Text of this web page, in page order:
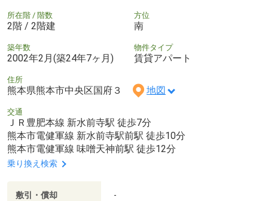
所在階 / 階数
2階 / 2階建
方位
南
築年数
2002年2月(築24年7ヶ月)
物件タイプ
賃貸アパート
住所
熊本県熊本市中央区国府３ 地図
交通
ＪＲ豊肥本線 新水前寺駅 徒歩7分
熊本市電健軍線 新水前寺駅前駅 徒歩10分
熊本市電健軍線 味噌天神前駅 徒歩12分
乗り換え検索
敷引・償却 -